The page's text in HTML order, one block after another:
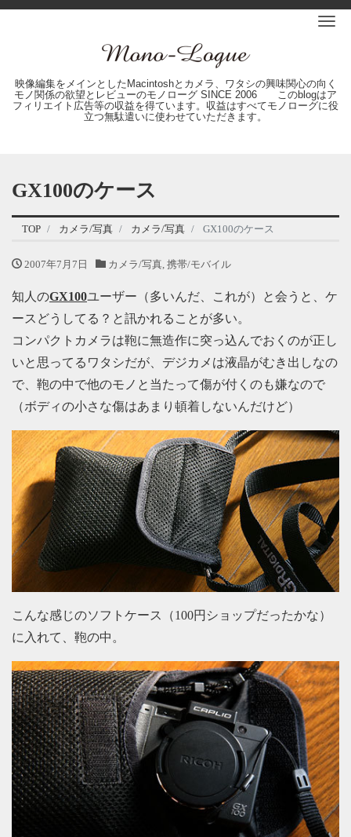
映像編集をメインとしたMacintoshとカメラ、ワタシの興味関心の向く
モノ関係の欲望とレビューのモノローグ SINCE 2006 このblogはア
フィリエイト広告等の収益を得ています。収益はすべてモノローグに役
立つ無駄遣いに使わせていただきます。
GX100のケース
TOP カメラ/写真 カメラ/写真 GX100のケース
2007年7月7日 カメラ/写真, 携帯/モバイル
知人のGX100ユーザー（多いんだ、これが）と会うと、ケ
ースどうしてる？と訊かれることが多い。
コンパクトカメラは鞄に無造作に突っ込んでおくのが正し
いと思ってるワタシだが、デジカメは液晶がむき出しなの
で、鞄の中で他のモノと当たって傷が付くのも嫌なので
（ボディの小さな傷はあまり頓着しないんだけど）
こんな感じのソフトケース（100円ショップだったかな）
に入れて、鞄の中。